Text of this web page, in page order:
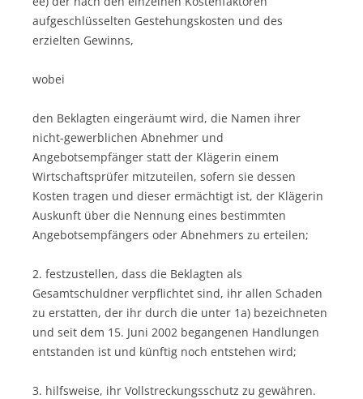
aufgeschlüsselten Gestehungskosten und des
erzielten Gewinns,
wobei
den Beklagten eingeräumt wird, die Namen ihrer
nicht-gewerblichen Abnehmer und
Angebotsempfänger statt der Klägerin einem
Wirtschaftsprüfer mitzuteilen, sofern sie dessen
Kosten tragen und dieser ermächtigt ist, der Klägerin
Auskunft über die Nennung eines bestimmten
Angebotsempfängers oder Abnehmers zu erteilen;
2. festzustellen, dass die Beklagten als
Gesamtschuldner verpflichtet sind, ihr allen Schaden
zu erstatten, der ihr durch die unter 1a) bezeichneten
und seit dem 15. Juni 2002 begangenen Handlungen
entstanden ist und künftig noch entstehen wird;
3. hilfsweise, ihr Vollstreckungsschutz zu gewähren.